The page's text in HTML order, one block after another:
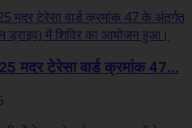
मदर टेरेसा वार्ड क्रमांक 47...